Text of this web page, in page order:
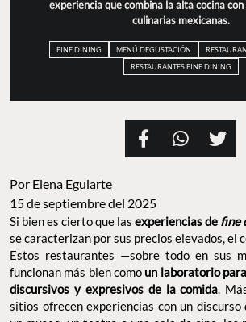
experiencia que combina la alta cocina
culinarias mexicanas.
FINE DINING MENÚ DEGUSTACIÓN
RESTAURANTES FINE DINING
Por Elena Eguiarte
15 de septiembre del 2025
Si bien es cierto que las experiencias de fine
se caracterizan por sus precios elevados, el
Estos restaurantes —sobre todo en sus
funcionan más bien como un laboratorio
discursivos y expresivos de la comida.
sitios ofrecen experiencias con un discurso